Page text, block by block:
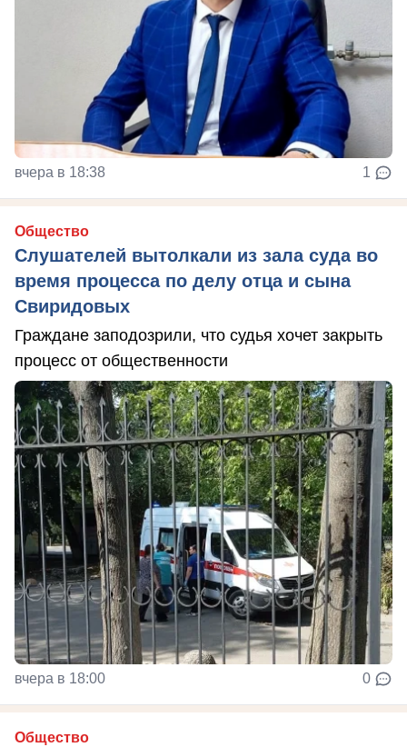
вчера в 18:38 1
Общество
Слушателей вытолкали из зала суда во
время процесса по делу отца и сына
Свиридовых
Граждане заподозрили, что судья хочет закрыть
процесс от общественности
вчера в 18:00 0
Общество